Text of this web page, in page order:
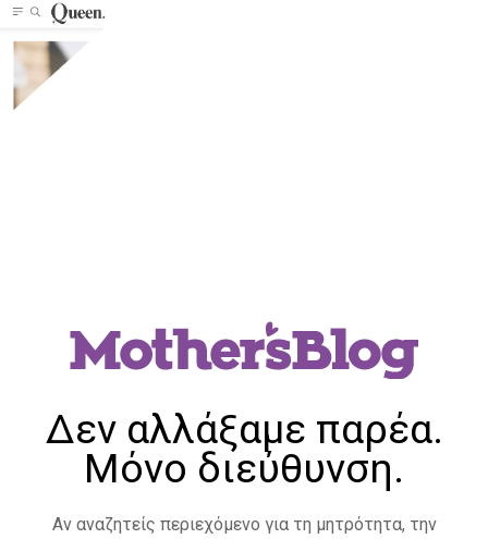
Δεν αλλάξαμε παρέα.
Μόνο διεύθυνση.
Αν αναζητείς περιεχόμενο για τη μητρότητα, την